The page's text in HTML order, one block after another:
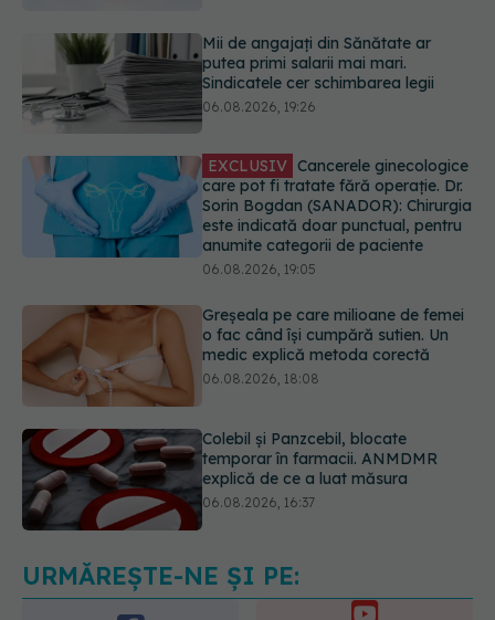
06.08.2026, 19:26
EXCLUSIV Cancerele ginecologice
este indicată doar punctual, pentru
anumite categorii de paciente
06.08.2026, 19:05
Greșeala pe care milioane de femei
o fac când își cumpără sutien. Un
06.08.2026, 18:08
Colebil și Panzcebil, blocate
06.08.2026, 16:37
Alertă în Europa după un nou caz
06.08.2026, 20:06
URMĂREȘTE-NE ȘI PE: